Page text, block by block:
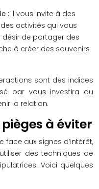
: Il vous invite à des
activités qui vous
désir de partager des
à créer des souvenirs
sont des indices
par vous investira du
la relation.
à éviter
aux signes d’intérêt,
des techniques de
Voici quelques